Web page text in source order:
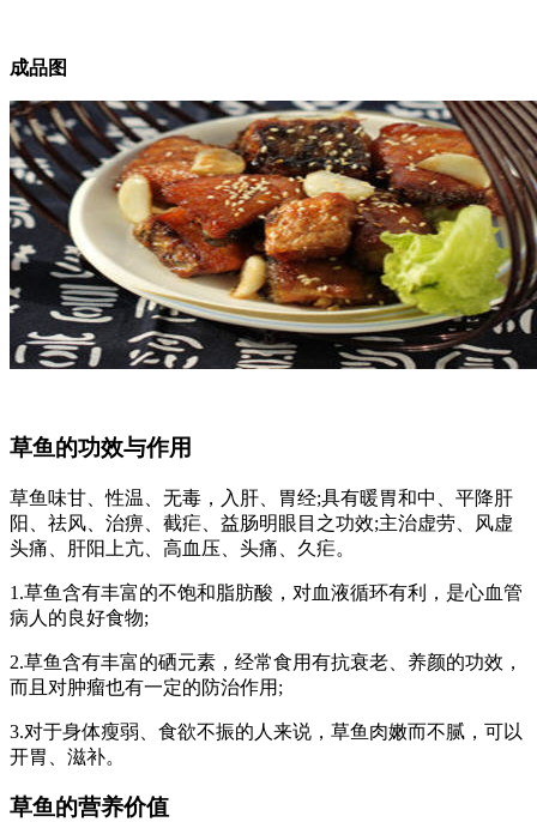
成品图
草鱼的功效与作用
草鱼味甘、性温、无毒，入肝、胃经;具有暖胃和中、平降肝
阳、祛风、治痹、截疟、益肠明眼目之功效;主治虚劳、风虚
头痛、肝阳上亢、高血压、头痛、久疟。
1.草鱼含有丰富的不饱和脂肪酸，对血液循环有利，是心血管
病人的良好食物;
2.草鱼含有丰富的硒元素，经常食用有抗衰老、养颜的功效，
而且对肿瘤也有一定的防治作用;
3.对于身体瘦弱、食欲不振的人来说，草鱼肉嫩而不腻，可以
开胃、滋补。
草鱼的营养价值